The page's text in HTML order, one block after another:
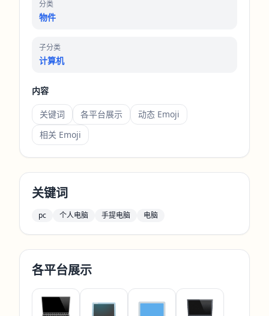
分类
物件
子分类
计算机
内容
关键词 各平台展示
动态 Emoji
相关 Emoji
关键词
pc 个人电脑 手提电脑 电脑
各平台展示